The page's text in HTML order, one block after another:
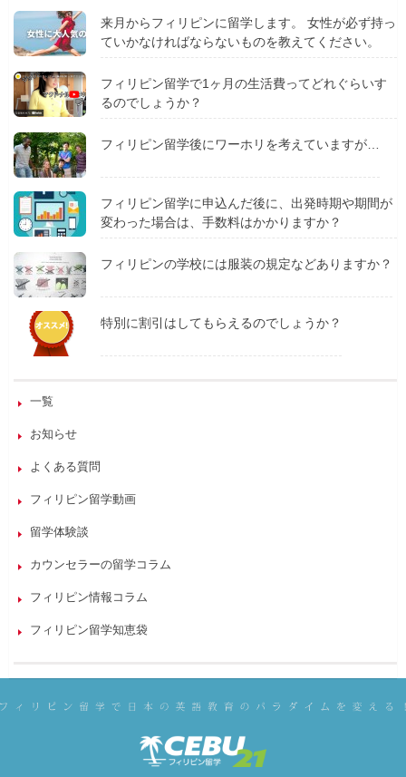
来月からフィリピンに留学します。 女性が必ず持っ
ていかなければならないものを教えてください。
フィリピン留学で1ヶ月の生活費ってどれぐらいす
るのでしょうか？
フィリピン留学後にワーホリを考えていますが…
フィリピン留学に申込んだ後に、出発時期や期間が
変わった場合は、手数料はかかりますか？
フィリピンの学校には服装の規定などありますか？
特別に割引はしてもらえるのでしょうか？
一覧
お知らせ
よくある質問
フィリピン留学動画
留学体験談
カウンセラーの留学コラム
フィリピン情報コラム
フィリピン留学知恵袋